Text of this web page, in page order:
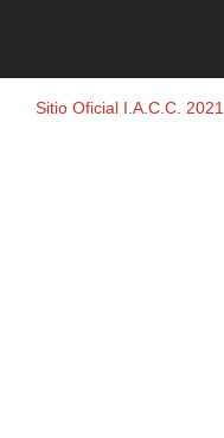
Sitio Oficial I.A.C.C. 2021